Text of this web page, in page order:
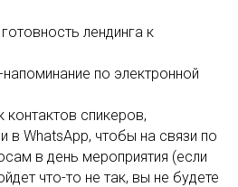
лендинга к
по электронной
контактов спикеров,
в WhatsApp, чтобы на связи по
в день мероприятия (если
что-то не так, вы не будете